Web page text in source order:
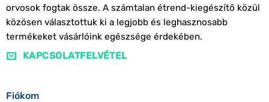
orvosok fogtak össze. A számtalan étrend-kiegészítő közül
közösen választottuk ki a legjobb és leghasznosabb
termékeket vásárlóink egészsége érdekében.
KAPCSOLATFELVÉTEL
Fiókom